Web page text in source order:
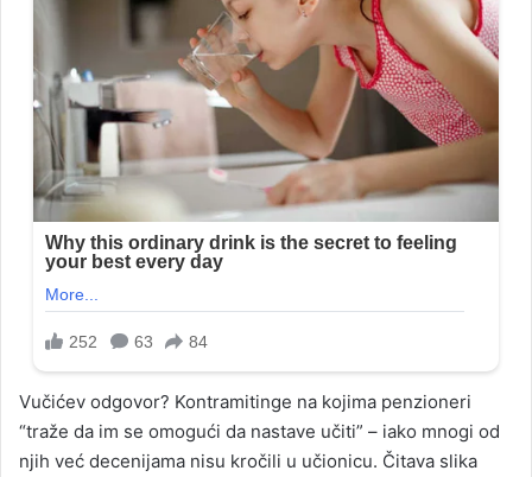
Vučićev odgovor? Kontramitinge na kojima penzioneri
“traže da im se omogući da nastave učiti” – iako mnogi od
njih već decenijama nisu kročili u učionicu. Čitava slika